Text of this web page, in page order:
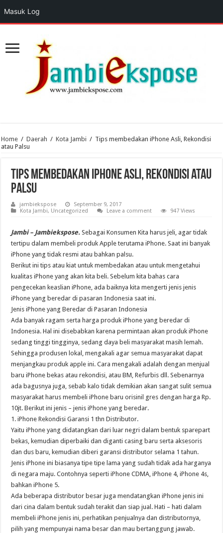
Home / Daerah / Kota Jambi / Tips membedakan iPhone Asli, Rekondisi
atau Palsu
Tips membedakan iPhone Asli, Rekondisi atau
Palsu
jambiekspose
September 9, 2017
Kota Jambi, Uncategorized Leave a comment 947 Views
Jambi – Jambiekspose. Sebagai Konsumen​ Kita harus jeli, agar tidak
tertipu dalam membeli produk Apple terutama iPhone. Saat ini banyak
iPhone yang tidak resmi atau bahkan palsu.
Berikut ini tips atau kiat untuk membedakan atau untuk mengetahui
kualitas iPhone yang akan kita beli. Sebelum kita bahas cara
pengecekan keaslian iPhone, ada baiknya kita mengerti jenis jenis
iPhone yang beredar di pasaran Indonesia saat ini.
Jenis iPhone yang Beredar di Pasaran Indonesia
Ada banyak ragam serta harga produk iPhone yang beredar di
Indonesia. Hal ini disebabkan karena permintaan akan produk iPhone
sedang tinggi tingginya, sedang daya beli masyarakat masih lemah.
Sehingga produsen lokal, mengakali agar semua masyarakat dapat
menjangkau produk apple ini. Cara mengakali adalah dengan menjual
baru iPhone bekas atau rekondisi, atau BM, Refurbis dll. Sebenarnya
ada bagusnya juga, sebab kalo tidak demikian akan sangat sulit semua
masyarakat harus membeli iPhone baru orisinil gres dengan harga Rp.
10jt. Berikut ini jenis – jenis iPhone yang beredar.
1. iPhone Rekondisi Garansi 1 thn Distributor.
Yaitu iPhone yang didatangkan dari luar negri dalam bentuk sparepart
bekas, kemudian diperbaiki dan diganti casing baru serta aksesoris
dan dus baru, kemudian diberi garansi distributor selama 1 tahun.
Jenis iPhone ini biasanya tipe tipe lama yang sudah tidak ada harganya
di negara maju. Contohnya seperti iPhone CDMA, iPhone 4, iPhone 4s,
bahkan iPhone 5.
Ada beberapa distributor besar juga mendatangkan iPhone jenis ini
dari cina dalam bentuk sudah terakit dan siap jual. Hati – hati dalam
membeli iPhone jenis ini, perhatikan penjualnya dan distributornya,
pilih yang mempunyai nama besar dan mau bertanggung jawab.
Masuk Log